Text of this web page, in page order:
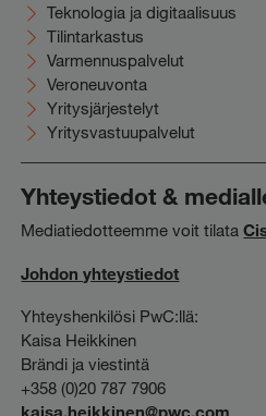
Teknologia ja digitaalisuus
Tilintarkastus
Varmennuspalvelut
Veroneuvonta
Yritysjärjestelyt
Yritysvastuupalvelut
Yhteystiedot &
Mediatiedotteemme voit tilata
Johdon yhteystiedot
Yhteyshenkilösi PwC:llä:
Kaisa Heikkinen
Brändi ja viestintä
+358 (0)20 787 7906
kaisa.heikkinen@pwc.com